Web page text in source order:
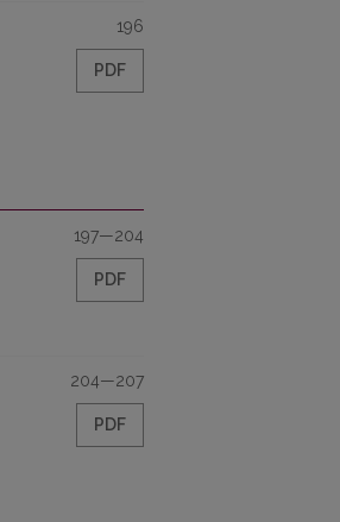
196
PDF
197—204
PDF
204—207
PDF